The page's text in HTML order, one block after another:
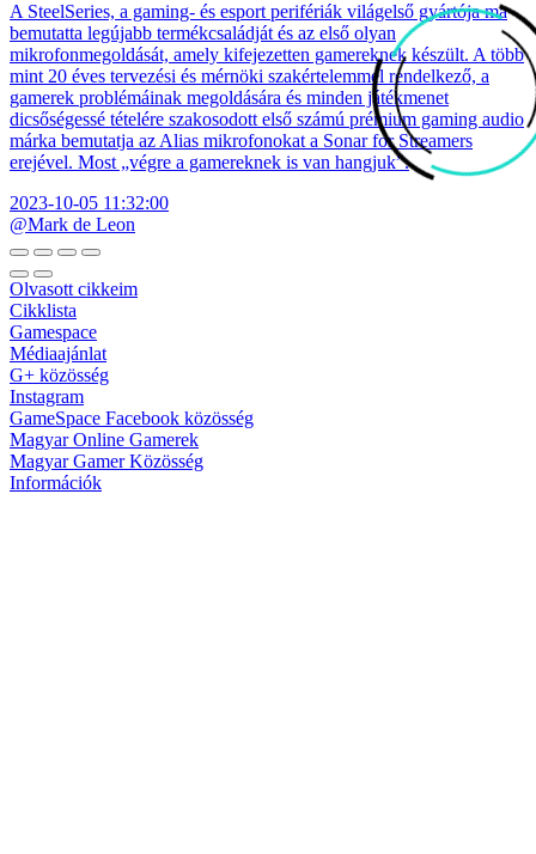
A SteelSeries, a gaming- és esport perifériák világelső gyártója ma
bemutatta legújabb termékcsaládját és az első olyan
mikrofonmegoldását, amely kifejezetten gamereknek készült. A több
mint 20 éves tervezési és mérnöki szakértelemmel rendelkező, a
gamerek problémáinak megoldására és minden játékmenet
dicsőségessé tételére szakosodott első számú prémium gaming audio
márka bemutatja az Alias mikrofonokat a Sonar for Streamers
erejével. Most „végre a gamereknek is van hangjuk”.
2023-10-05 11:32:00
@Mark de Leon
Olvasott cikkeim
Cikklista
Gamespace
Médiaajánlat
G+ közösség
Instagram
GameSpace Facebook közösség
Magyar Online Gamerek
Magyar Gamer Közösség
Információk